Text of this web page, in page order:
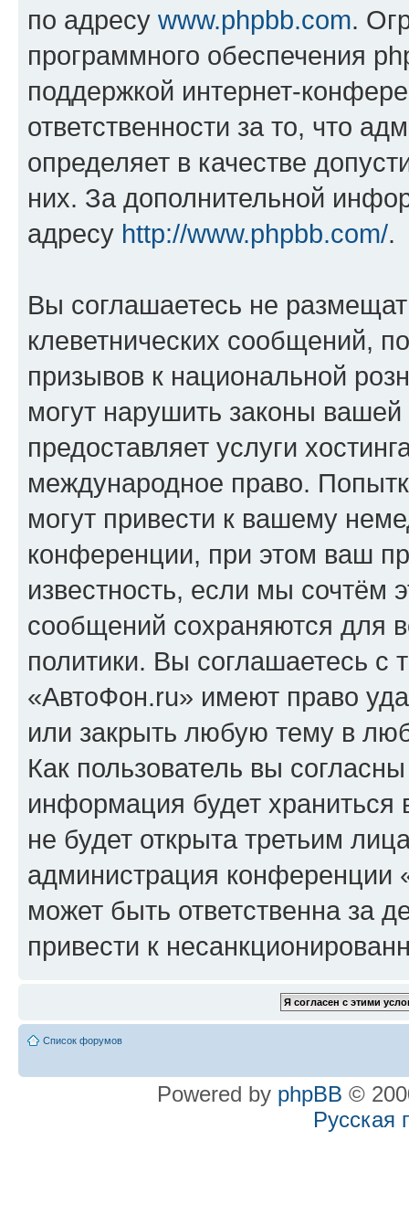
по адресу www.phpbb.com.
программного обеспечения
поддержкой интернет-
ответственности за то, что
определяет в качестве
них. За дополнительной
адресу http://www.phpbb.com/.
Вы соглашаетесь не
клеветнических сообщений,
призывов к национальной
могут нарушить законы
предоставляет услуги
международное право.
могут привести к вашему
конференции, при этом ваш
известность, если мы сочтём
сообщений сохраняются для
политики. Вы соглашаетесь
«АвтоФон.ru» имеют право
или закрыть любую тему в
Как пользователь вы
информация будет
не будет открыта третьим
администрация конференции
может быть ответственна за
привести к
Список форумов
Powered by phpBB ©
Русская